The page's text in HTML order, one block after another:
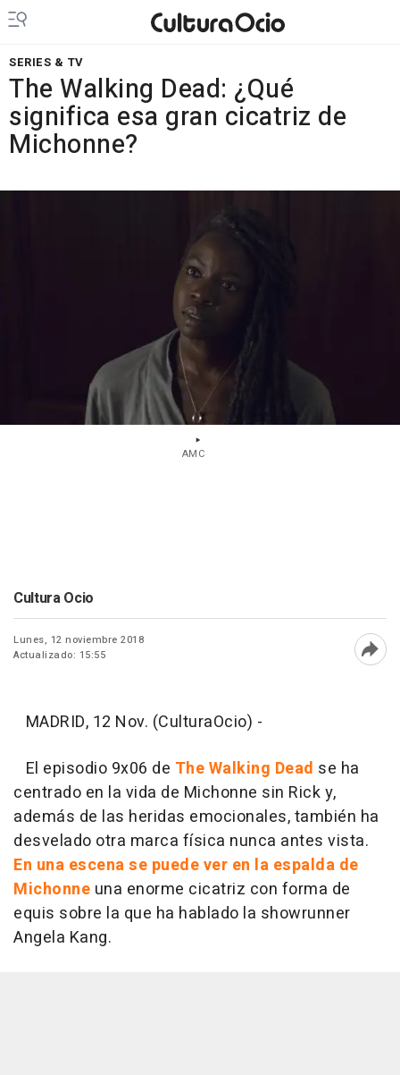
SERIES & TV
The Walking Dead: ¿Qué
significa esa gran cicatriz de
Michonne?
AMC
Cultura Ocio
Lunes, 12 noviembre 2018
Actualizado: 15:55
MADRID, 12 Nov. (CulturaOcio) -
El episodio 9x06 de The Walking Dead se ha
centrado en la vida de Michonne sin Rick y,
además de las heridas emocionales, también ha
desvelado otra marca física nunca antes vista.
En una escena se puede ver en la espalda de
Michonne una enorme cicatriz con forma de
equis sobre la que ha hablado la showrunner
Angela Kang.